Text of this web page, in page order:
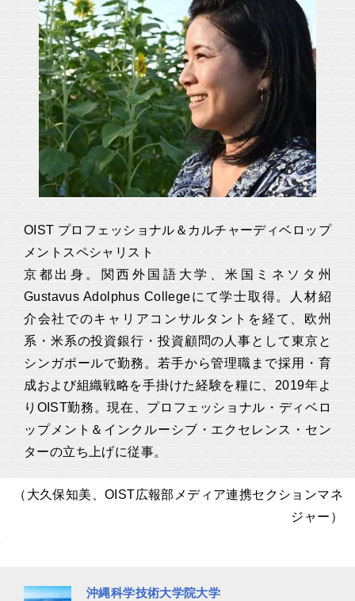
OIST プロフェッショナル＆カルチャーディベロップ
メントスペシャリスト
京都出身。関西外国語大学、米国ミネソタ州
Gustavus Adolphus Collegeにて学士取得。人材紹
介会社でのキャリアコンサルタントを経て、欧州
系・米系の投資銀行・投資顧問の人事として東京と
シンガポールで勤務。若手から管理職まで採用・育
成および組織戦略を手掛けた経験を糧に、2019年よ
りOIST勤務。現在、プロフェッショナル・ディベロ
ップメント＆インクルーシブ・エクセレンス・セン
ターの立ち上げに従事。
（大久保知美、OIST広報部メディア連携セクションマネ
ジャー）
沖縄科学技術大学院大学